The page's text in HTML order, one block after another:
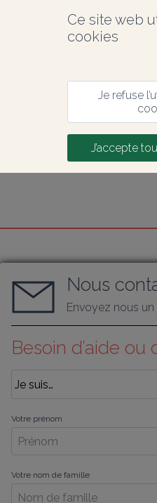
Ce site web
cookies
Je refuse
J’accepte
Nous
Envoyez nous
Besoin d’aide ou
Votre prénom
Votre nom de famille